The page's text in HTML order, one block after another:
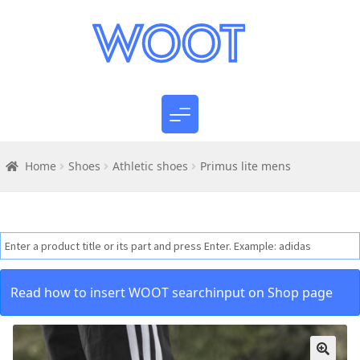
Home Shoes Athletic shoes Primus lite mens
Read how to insert WOOT searchinput on Shop page